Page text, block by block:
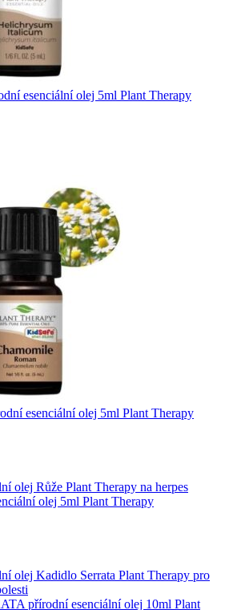
esenciální olej 5ml Plant Therapy
esenciální olej 5ml Plant Therapy
olej 5ml Plant Therapy
přírodní esenciální olej 10ml Plant